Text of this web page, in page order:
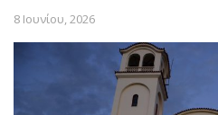
8 Ιουνίου, 2026